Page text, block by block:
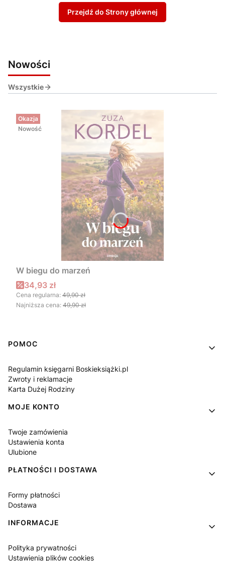
Przejdź do Strony głównej
Nowości
Wszystkie
Okazja
Nowość
W biegu do marzeń
Cena promocyjna
34,93 zł
Cena regularna: 49,90 zł
Najniższa cena: 49,90 zł
Linki w stopce
POMOC
Regulamin księgarni Boskieksiążki.pl
Zwroty i reklamacje
Karta Dużej Rodziny
MOJE KONTO
Twoje zamówienia
Ustawienia konta
Ulubione
PŁATNOŚCI I DOSTAWA
Formy płatności
Dostawa
INFORMACJE
Polityka prywatności
Ustawienia plików cookies